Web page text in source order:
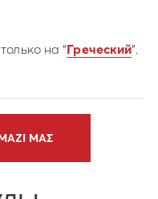
на “Греческий”.
ΜΑΣ